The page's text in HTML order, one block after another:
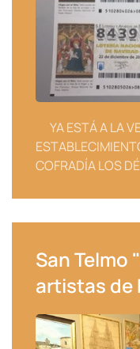
YA ESTÁ A LA
COFRADÍA LOS
San Telmo
artistas de